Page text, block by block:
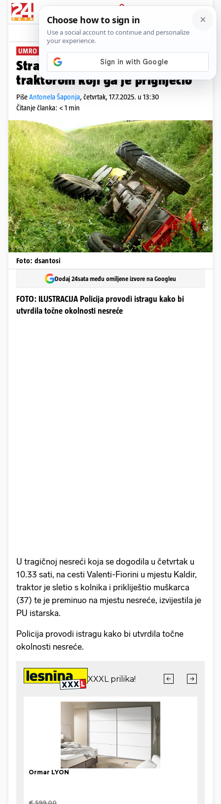
PRIJAVA
News Komentari
UMRO NA MJESTO NESREĆE
Strava u Pazinu: Sletio s ceste s
traktorom koji ga je prignječio
PišeAntonela Šaponja, četvrtak, 17.7.2025. u 13:30
Čitanje članka: < 1 min
Foto: dsantosi
Dodaj 24sata među omiljene izvore na Googleu
FOTO: ILUSTRACIJA Policija provodi istragu kako bi
utvrdila točne okolnosti nesreće
U tragičnoj nesreći koja se dogodila u četvrtak u
10.33 sati, na cesti Valenti-Fiorini u mjestu Kaldir,
traktor je sletio s kolnika i prikliještio muškarca
(37) te je preminuo na mjestu nesreće, izvijestila je
PU istarska.
Policija provodi istragu kako bi utvrdila točne
okolnosti nesreće.